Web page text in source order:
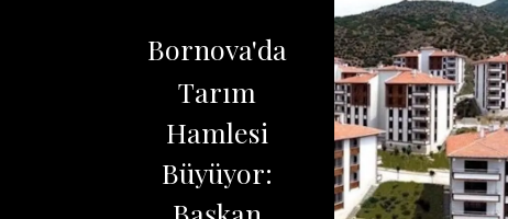
Bornova'da
Tarım
Hamlesi
Büyüyor: